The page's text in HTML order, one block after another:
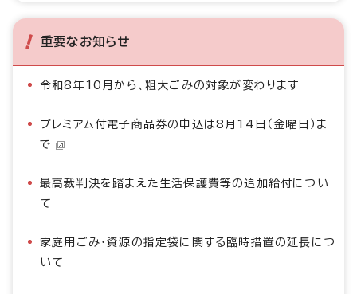
重要なお知らせ
令和8年10月から、粗大ごみの対象が変わります
プレミアム付電子商品券の申込は8月14日（金曜日）ま
で
最高裁判決を踏まえた生活保護費等の追加給付につい
て
家庭用ごみ・資源の指定袋に関する臨時措置の延長につ
いて